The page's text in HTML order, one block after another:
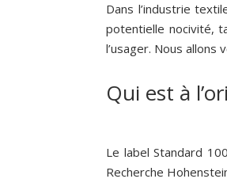
Dans l’industrie
potentielle nocivité,
l’usager. Nous
Qui est à
Le label Standard
Recherche